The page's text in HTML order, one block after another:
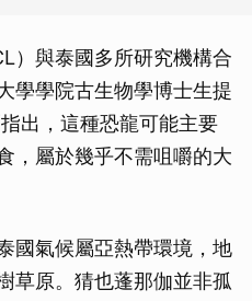
）與泰國多所研究機構合
學學院古生物學博士生提
出，這種恐龍可能主要
，屬於幾乎不需咀嚼的大
國氣候屬亞熱帶環境，地
草原。猜也蓬那伽並非孤